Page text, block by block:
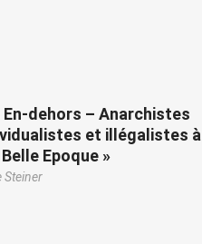
En-dehors – Anarchistes
et illégalistes à
Belle Epoque »
Steiner